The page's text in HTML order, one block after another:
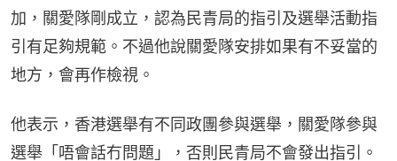
加，關愛隊剛成立，認為民青局的指引及選舉活動指
引有足夠規範。不過他說關愛隊安排如果有不妥當的
地方，會再作檢視。
他表示，香港選舉有不同政團參與選舉，關愛隊參與
選舉「唔會話冇問題」，否則民青局不會發出指引。